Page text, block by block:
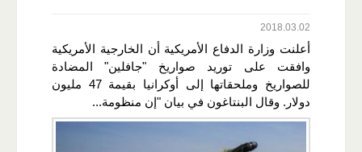
2018.03.02
أعلنت وزارة الدفاع الأمريكية أن الخارجية الأمريكية
وافقت على توريد صواريخ "جافلين" المضادة
للصواريخ وملحقاتها إلى أوكرانيا بقيمة 47 مليون
دولار. وقال البنتاغون في بيان "إن منظومة...